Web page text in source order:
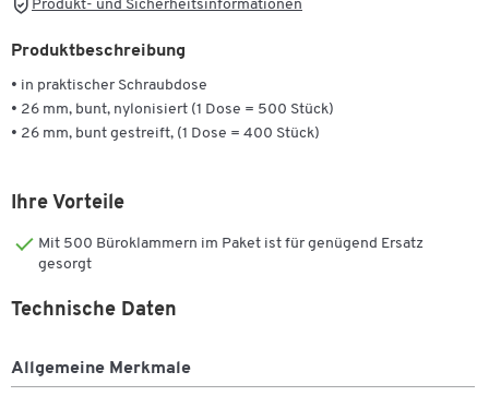
Produkt- und Sicherheitsinformationen
Produktbeschreibung
• in praktischer Schraubdose
• 26 mm, bunt, nylonisiert (1 Dose = 500 Stück)
• 26 mm, bunt gestreift, (1 Dose = 400 Stück)
Ihre Vorteile
Mit 500 Büroklammern im Paket ist für genügend Ersatz
gesorgt
Technische Daten
Allgemeine Merkmale